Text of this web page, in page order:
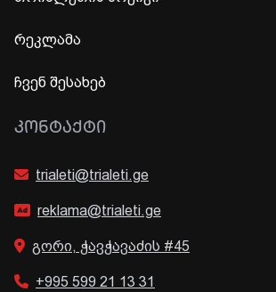
რეკლამა
ჩვენ შესახებ
ᲙᲝᲜᲢᲐᲥᲢᲘ
trialeti@trialeti.ge
reklama@trialeti.ge
გორი, ჭავჭავაძის #45
+995 599 21 13 31